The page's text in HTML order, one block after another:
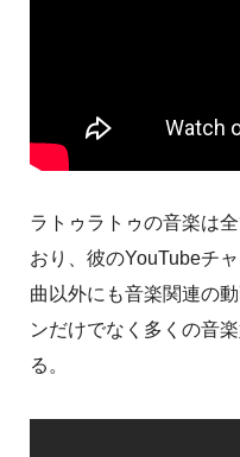
ラトゥラトゥの音楽は
おり、彼のYouTubeチ
曲以外にも音楽関連の
ンだけでなく多くの音
る。